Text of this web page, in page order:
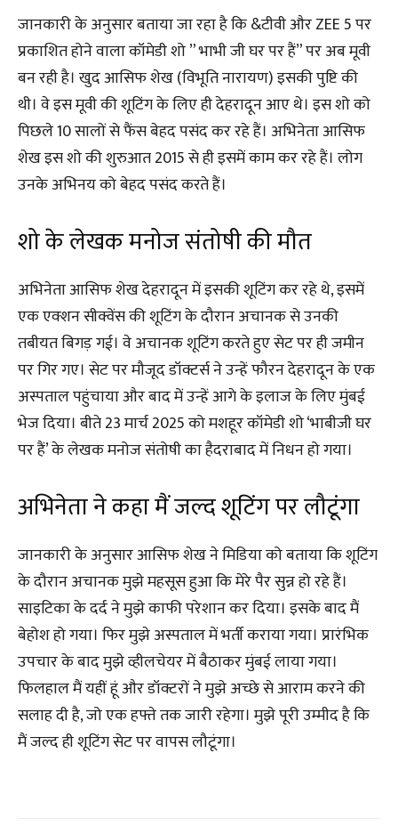
जानकारी के अनुसार बताया जा रहा है कि &टीवी और ZEE 5 पर
प्रकाशित होने वाला कॉमेडी शो ” भाभी जी घर पर हैं” पर अब मूवी
बन रही है। खुद आसिफ शेख (विभूति नारायण) इसकी पुष्टि की
थी। वे इस मूवी की शूटिंग के लिए ही देहरादून आए थे। इस शो को
पिछले 10 सालों से फैंस बेहद पसंद कर रहे हैं। अभिनेता आसिफ
शेख इस शो की शुरुआत 2015 से ही इसमें काम कर रहे हैं। लोग
उनके अभिनय को बेहद पसंद करते हैं।
शो के लेखक मनोज संतोषी की मौत
अभिनेता आसिफ शेख देहरादून में इसकी शूटिंग कर रहे थे, इसमें
एक एक्शन सीक्वेंस की शूटिंग के दौरान अचानक से उनकी
तबीयत बिगड़ गई। वे अचानक शूटिंग करते हुए सेट पर ही जमीन
पर गिर गए। सेट पर मौजूद डॉक्टर्स ने उन्हें फौरन देहरादून के एक
अस्पताल पहुंचाया और बाद में उन्हें आगे के इलाज के लिए मुंबई
भेज दिया। बीते 23 मार्च 2025 को मशहूर कॉमेडी शो ‘भाबीजी घर
पर हैं’ के लेखक मनोज संतोषी का हैदराबाद में निधन हो गया।
अभिनेता ने कहा मैं जल्द शूटिंग पर लौटूंगा
जानकारी के अनुसार आसिफ शेख ने मिडिया को बताया कि शूटिंग
के दौरान अचानक मुझे महसूस हुआ कि मेरे पैर सुन्न हो रहे हैं।
साइटिका के दर्द ने मुझे काफी परेशान कर दिया। इसके बाद मैं
बेहोश हो गया। फिर मुझे अस्पताल में भर्ती कराया गया। प्रारंभिक
उपचार के बाद मुझे व्हीलचेयर में बैठाकर मुंबई लाया गया।
फिलहाल मैं यहीं हूं और डॉक्टरों ने मुझे अच्छे से आराम करने की
सलाह दी है, जो एक हफ्ते तक जारी रहेगा। मुझे पूरी उम्मीद है कि
मैं जल्द ही शूटिंग सेट पर वापस लौटूंगा।